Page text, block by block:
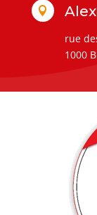

rue
1000